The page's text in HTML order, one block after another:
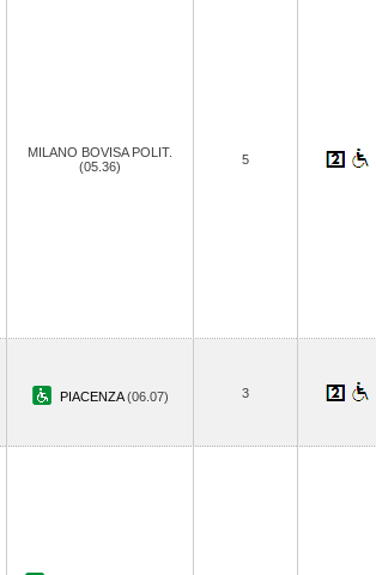
MILANO BOVISA POLIT.
(05.36)
5
PIACENZA(06.07) 3